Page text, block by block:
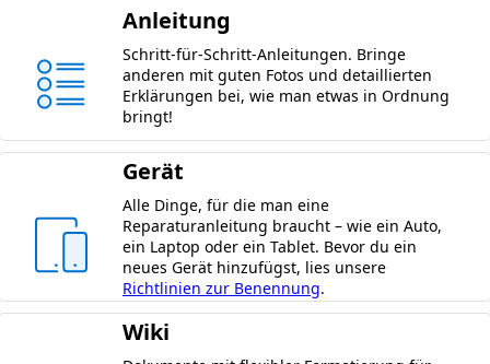
Anleitung
Schritt-für-Schritt-Anleitungen. Bringe
anderen mit guten Fotos und detaillierten
Erklärungen bei, wie man etwas in Ordnung
bringt!
Gerät
Alle Dinge, für die man eine
Reparaturanleitung braucht – wie ein Auto,
ein Laptop oder ein Tablet. Bevor du ein
neues Gerät hinzufügst, lies unsere
Richtlinien zur Benennung.
Wiki